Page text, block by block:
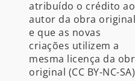
atribuído o crédito ao
autor da obra original
e que as novas
criações utilizem a
mesma licença da
original (CC BY-NC-SA)